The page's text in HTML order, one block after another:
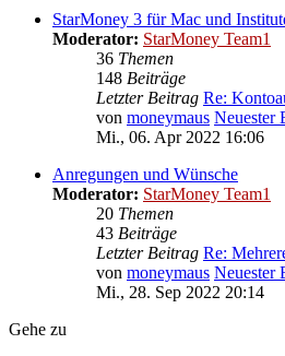
StarMoney 3 für Mac und
Moderator: StarMoney Team1
36 Themen
148 Beiträge
Letzter Beitrag Re:
von moneymaus Neuester
Mi., 06. Apr 2022 16:06
Anregungen und Wünsche
Moderator: StarMoney Team1
20 Themen
43 Beiträge
Letzter Beitrag Re:
von moneymaus Neuester
Mi., 28. Sep 2022 20:14
Gehe zu